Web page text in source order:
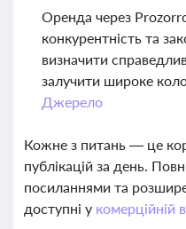
Оренда через Prozorro
конкурентність та
визначити
залучити широке
Джерело
Кожне з питань — це
публікацій за день.
посиланнями та
доступні у комерційній